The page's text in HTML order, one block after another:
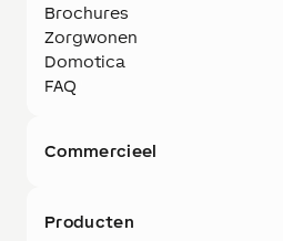
Brochures
Zorgwonen
Domotica
FAQ
Commercieel
Producten